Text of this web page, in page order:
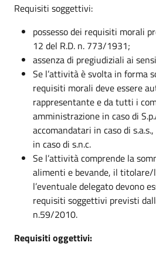
Requisiti soggettivi:
possesso dei requisiti morali
12 del R.D. n. 773/1931;
assenza di pregiudiziali ai
Se l’attività è svolta in forma
requisiti morali deve essere
rappresentante e da tutti i
amministrazione in caso di
accomandatari in caso di
in caso di s.n.c.
Se l’attività comprende la
alimenti e bevande, il
l’eventuale delegato devono
requisiti soggettivi previsti
n.59/2010.
Requisiti oggettivi: